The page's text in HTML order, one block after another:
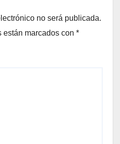
no será publicada.
están marcados con *